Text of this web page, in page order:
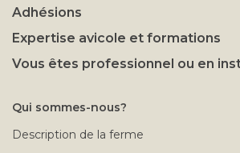
Adhésions
Expertise avicole et formations
Vous êtes professionnel ou en
Qui sommes-nous?
Description de la ferme